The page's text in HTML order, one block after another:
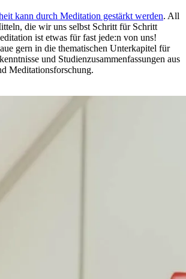
kann durch Medi­ta­tion gestärkt werden. All
die wir uns selbst Schritt für Schritt
ist etwas für fast jede:n von uns!
gern in die thematischen Unterkapitel für
und Studienzusammenfassungen aus
Meditationsforschung.